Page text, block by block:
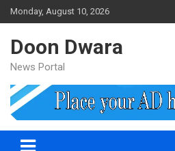
Skip
to
Monday, August 10, 2026
Doon Dwara
News Portal